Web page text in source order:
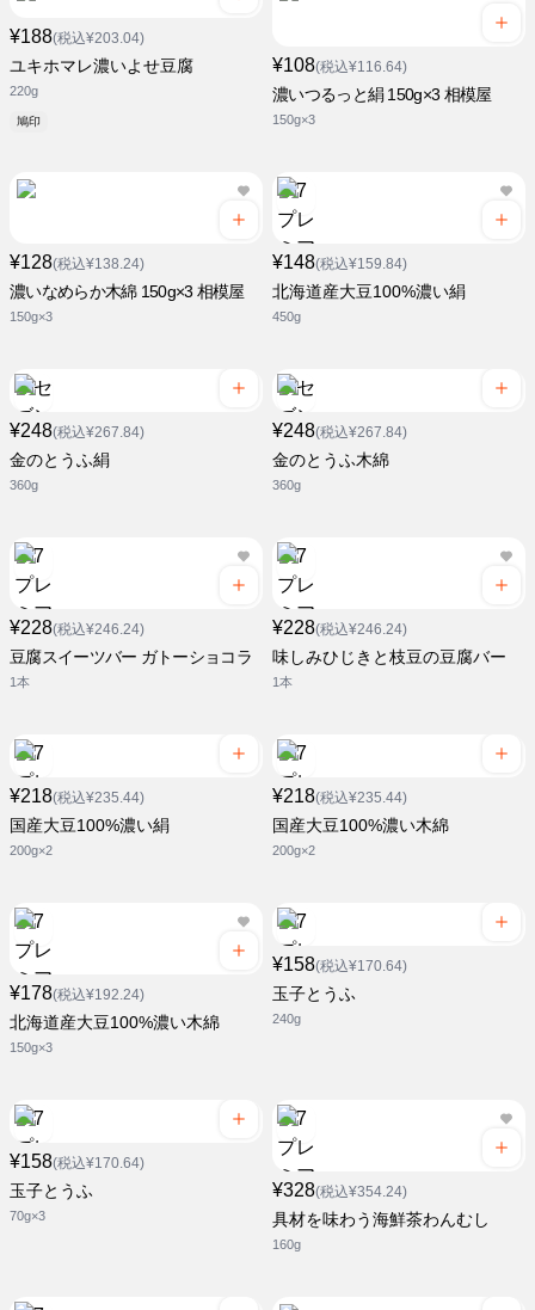
¥188(税込¥203.04)
ユキホマレ濃いよせ豆腐
220g
鳩印
¥108(税込¥116.64)
濃いつるっと絹 150g×3 相模屋
150g×3
¥128(税込¥138.24)
濃いなめらか木綿 150g×3 相模屋
150g×3
¥148(税込¥159.84)
北海道産大豆100%濃い絹
450g
¥248(税込¥267.84)
金のとうふ絹
360g
¥248(税込¥267.84)
金のとうふ木綿
360g
¥228(税込¥246.24)
豆腐スイーツバー ガトーショコラ
1本
¥228(税込¥246.24)
味しみひじきと枝豆の豆腐バー
1本
¥218(税込¥235.44)
国産大豆100%濃い絹
200g×2
¥218(税込¥235.44)
国産大豆100%濃い木綿
200g×2
¥178(税込¥192.24)
北海道産大豆100%濃い木綿
150g×3
¥158(税込¥170.64)
玉子とうふ
240g
¥158(税込¥170.64)
玉子とうふ
70g×3
¥328(税込¥354.24)
具材を味わう海鮮茶わんむし
160g